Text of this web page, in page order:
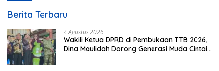
Berita Terbaru
4 Agustus 2026
Wakili Ketua DPRD di Pembukaan TTB 2026,
Dina Maulidah Dorong Generasi Muda Cintai